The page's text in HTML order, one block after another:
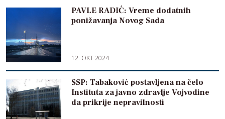
PAVLE RADIĆ: Vreme dodatnih
ponižavanja Novog Sada
12. OKT 2024
SSP: Tabaković postavljena na čelo
Instituta za javno zdravlje Vojvodine
da prikrije nepravilnosti